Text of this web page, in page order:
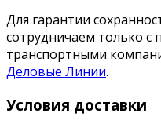
Для гарантии
сотрудничаем только
транспортными
Деловые Линии.
Условия доставки